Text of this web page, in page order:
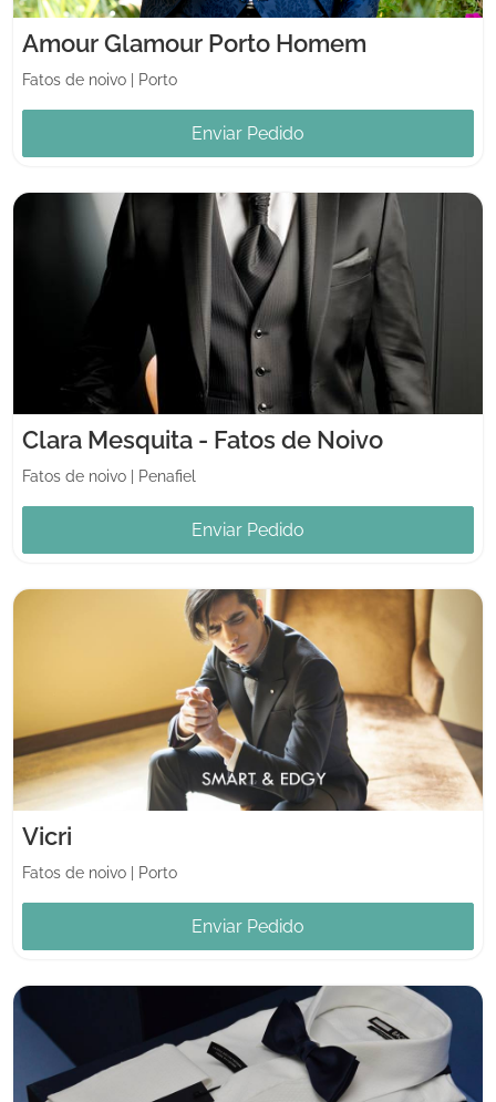
Amour Glamour Porto Homem
Fatos de noivo Porto
Enviar Pedido
Clara Mesquita - Fatos de Noivo
Fatos de noivo Penafiel
Enviar Pedido
Vicri
Fatos de noivo Porto
Enviar Pedido